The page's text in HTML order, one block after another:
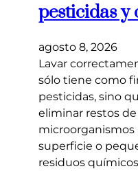
pesticidas y
agosto 8, 2026
Lavar
sólo tiene como
pesticidas, sino
eliminar restos
microorganismos
superficie o
residuos